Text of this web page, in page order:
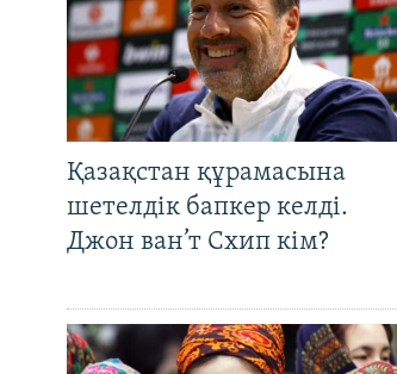
Қазақстан құрамасына
шетелдік бапкер келді.
Джон ван’т Схип кім?